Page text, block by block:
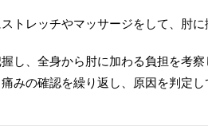
トレッチやマッサージをして、肘
し、全身から肘に加わる負担を考
みの確認を繰り返し、原因を判定し